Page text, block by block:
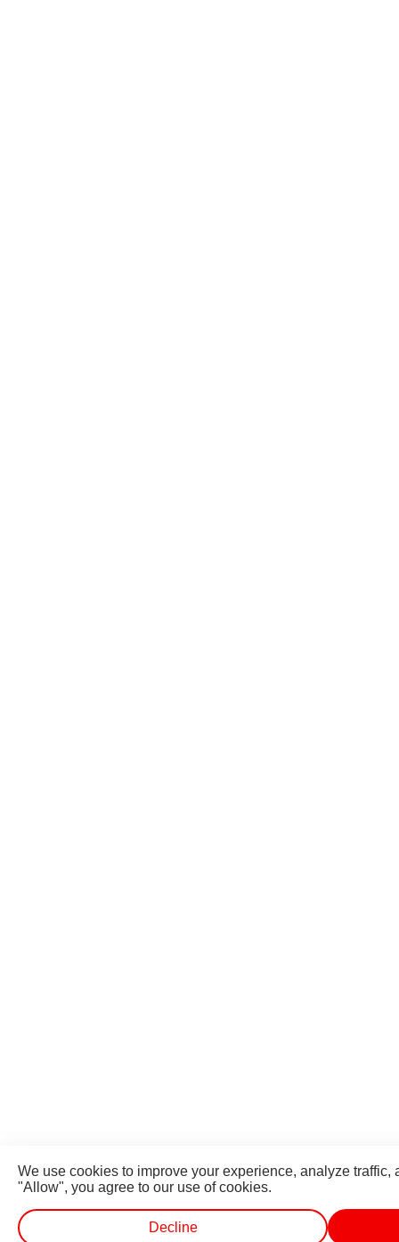
We use cookies to improve your experience, analyze
"Allow", you agree to our use of cookies.
Decline